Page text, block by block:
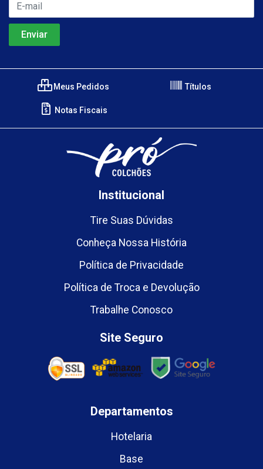
Meus Pedidos Títulos
Notas Fiscais
Institucional
Tire Suas Dúvidas
Conheça Nossa História
Política de Privacidade
Política de Troca e Devolução
Trabalhe Conosco
Site Seguro
Departamentos
Hotelaria
Base